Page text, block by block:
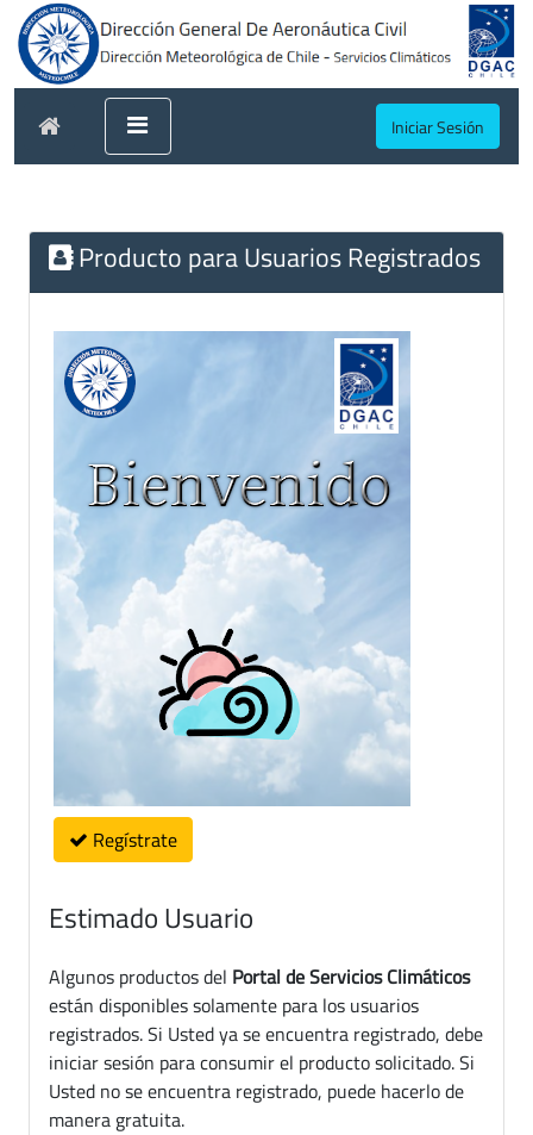
Iniciar Sesión
Producto para Usuarios Registrados
Regístrate
Estimado Usuario
Algunos productos del Portal de Servicios Climáticos
están disponibles solamente para los usuarios
registrados. Si Usted ya se encuentra registrado, debe
iniciar sesión para consumir el producto solicitado. Si
Usted no se encuentra registrado, puede hacerlo de
manera gratuita.